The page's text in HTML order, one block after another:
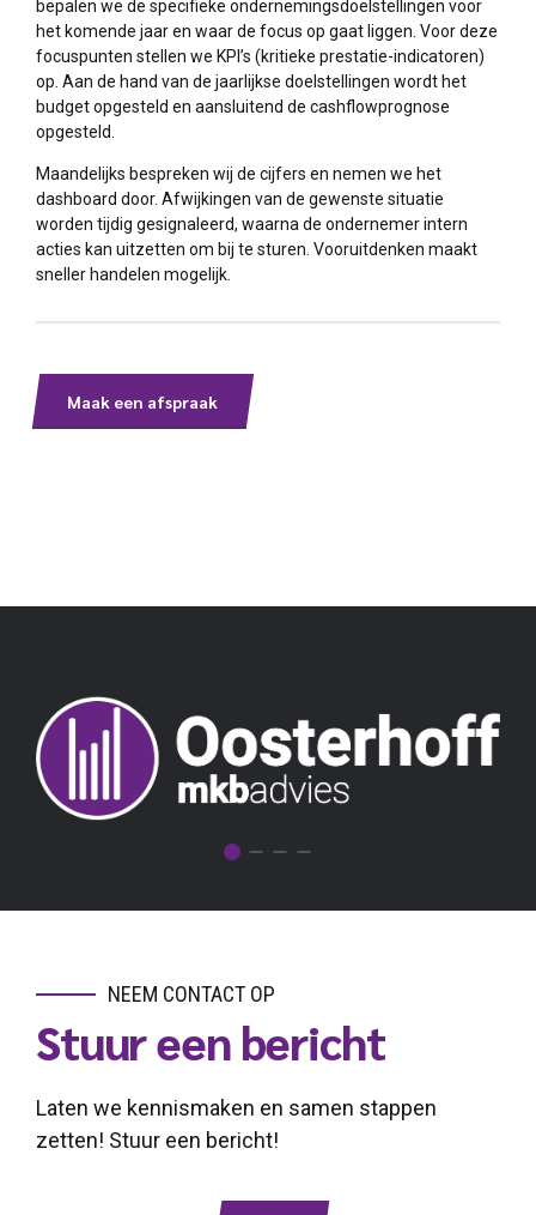
bepalen we de specifieke ondernemingsdoelstellingen voor
het komende jaar en waar de focus op gaat liggen. Voor deze
focuspunten stellen we KPI’s (kritieke prestatie-indicatoren)
op. Aan de hand van de jaarlijkse doelstellingen wordt het
budget opgesteld en aansluitend de cashflowprognose
opgesteld.
Maandelijks bespreken wij de cijfers en nemen we het
dashboard door. Afwijkingen van de gewenste situatie
worden tijdig gesignaleerd, waarna de ondernemer intern
acties kan uitzetten om bij te sturen. Vooruitdenken maakt
sneller handelen mogelijk.
Maak een afspraak
NEEM CONTACT OP
Stuur een bericht
Laten we kennismaken en samen stappen